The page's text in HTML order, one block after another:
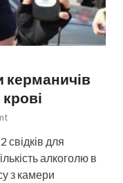
керманичів
свідків для
алкоголю в
з камери